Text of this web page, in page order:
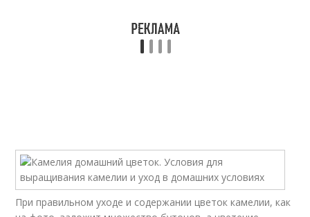
При правильном уходе и содержании цветок камелии, как